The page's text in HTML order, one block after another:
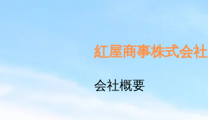
紅屋商事株式会社
会社概要